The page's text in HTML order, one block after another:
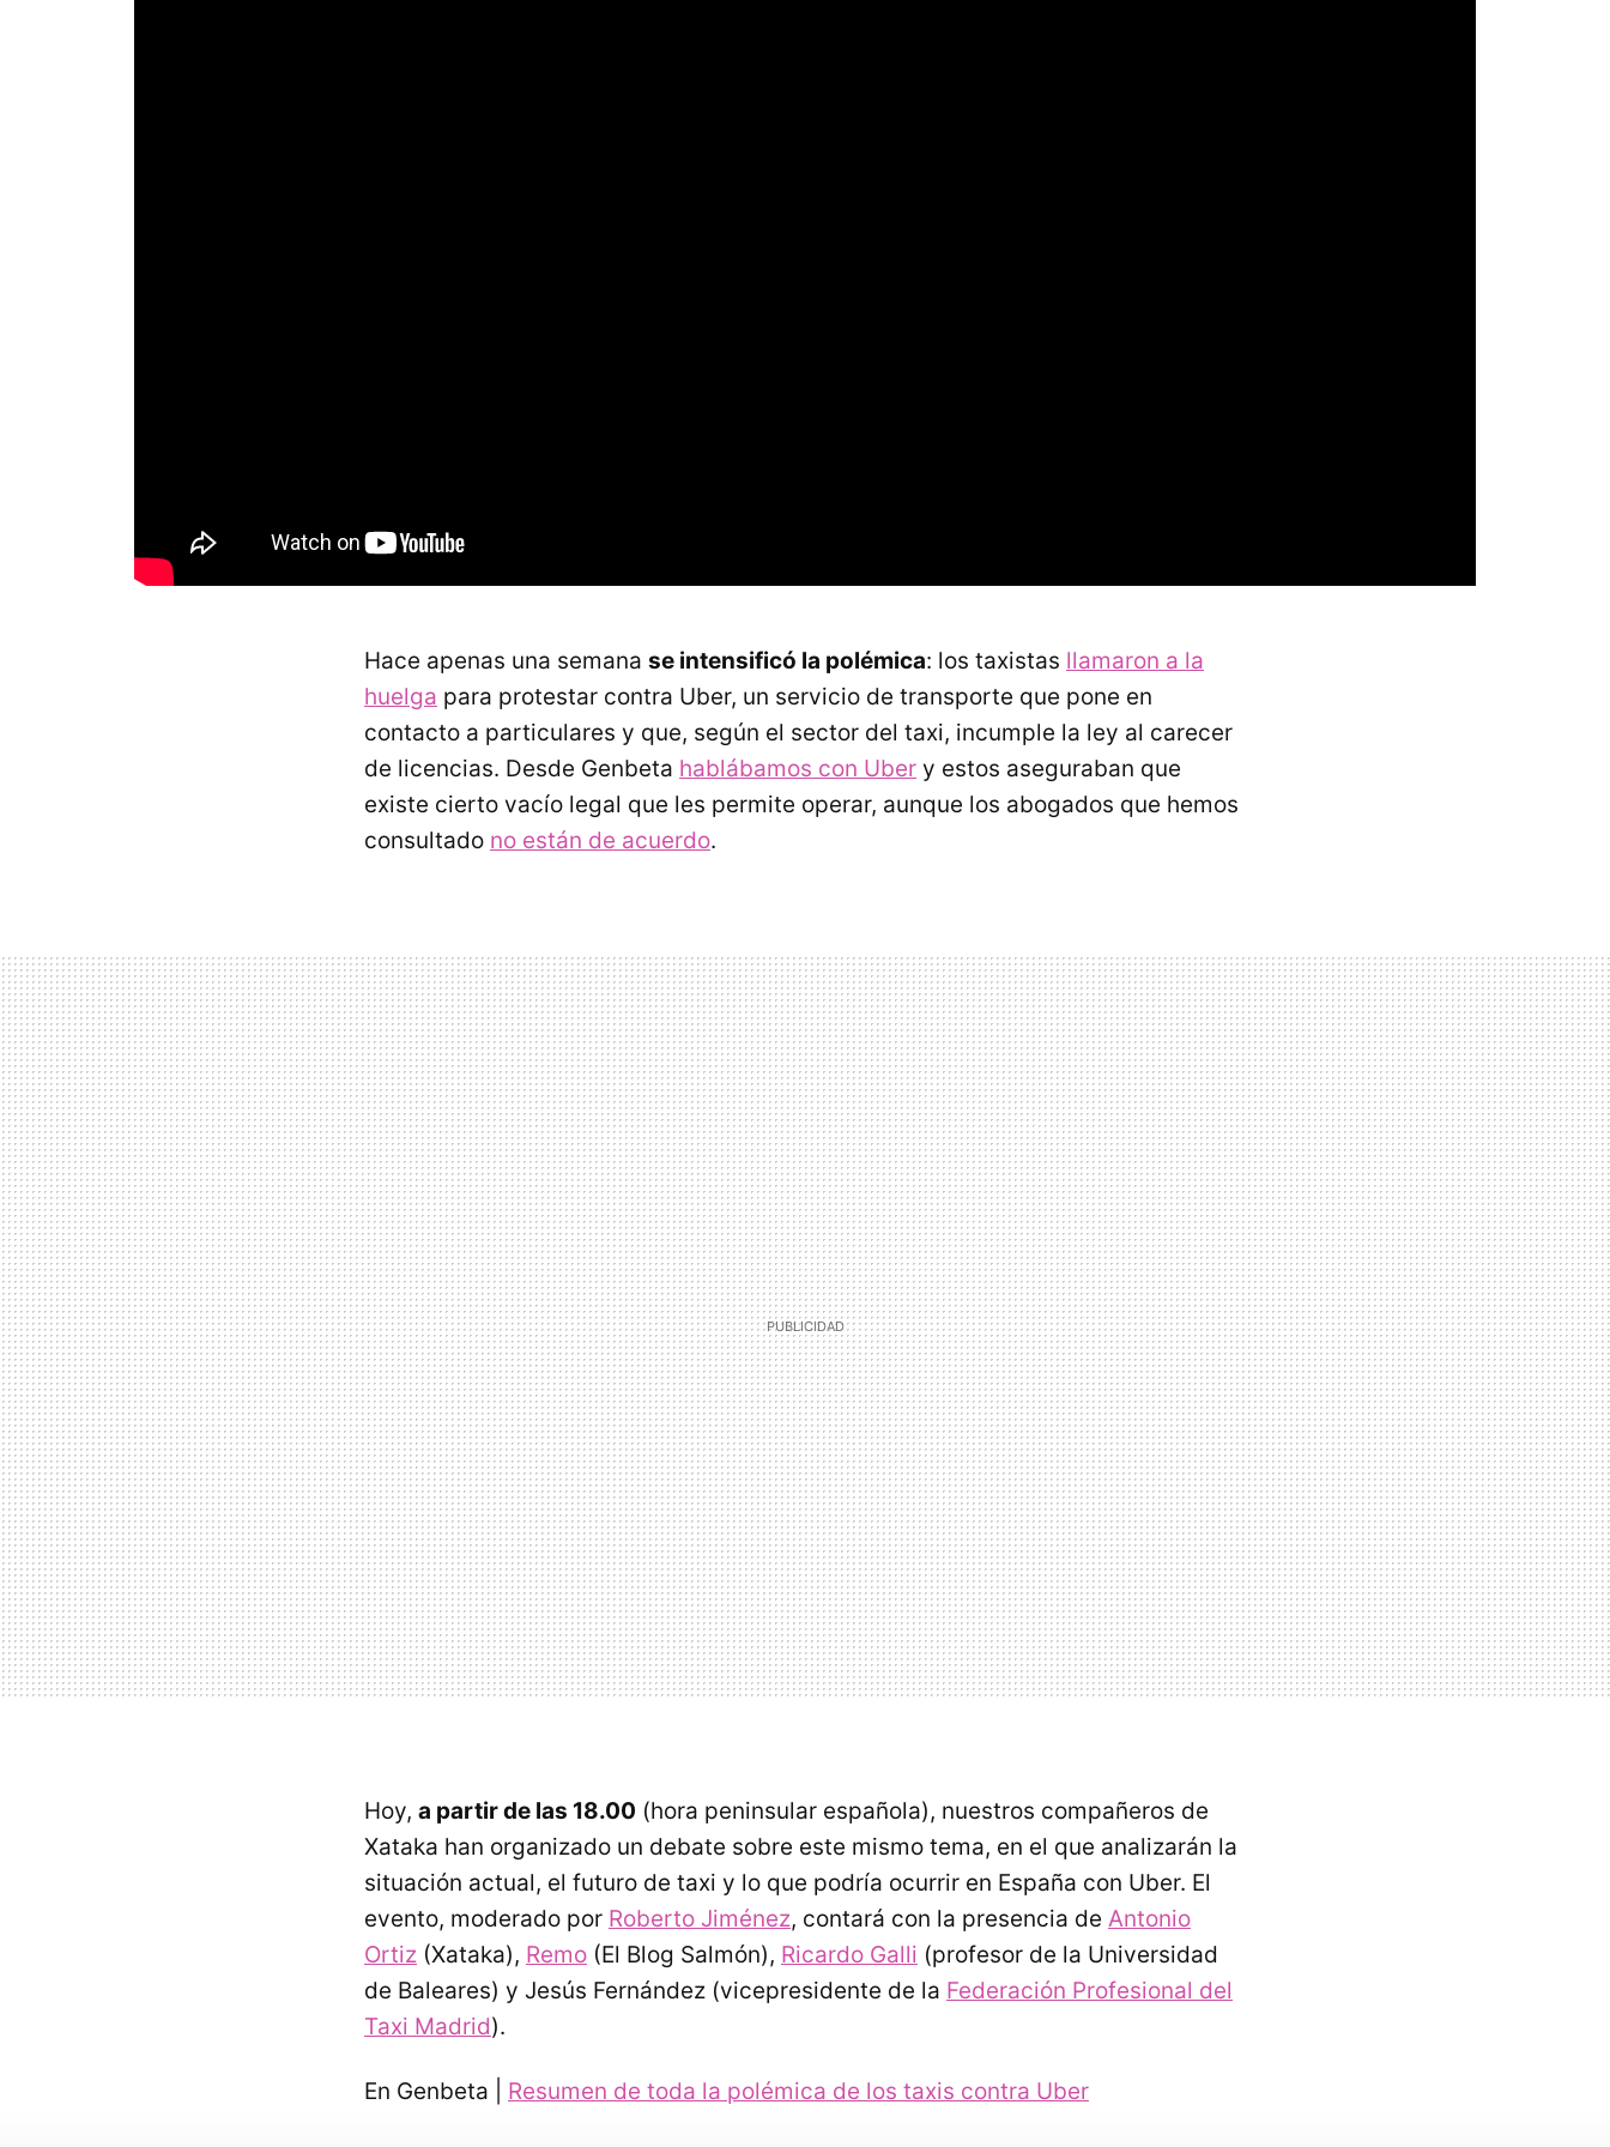
Hace apenas una semana se intensificó la polémica: los taxistas llamaron a la
huelga para protestar contra Uber, un servicio de transporte que pone en
contacto a particulares y que, según el sector del taxi, incumple la ley al carecer
de licencias. Desde Genbeta hablábamos con Uber y estos aseguraban que
existe cierto vacío legal que les permite operar, aunque los abogados que hemos
consultado no están de acuerdo.
Hoy, a partir de las 18.00 (hora peninsular española), nuestros compañeros de
Xataka han organizado un debate sobre este mismo tema, en el que analizarán la
situación actual, el futuro de taxi y lo que podría ocurrir en España con Uber. El
evento, moderado por Roberto Jiménez, contará con la presencia de Antonio
Ortiz (Xataka), Remo (El Blog Salmón), Ricardo Galli (profesor de la Universidad
de Baleares) y Jesús Fernández (vicepresidente de la Federación Profesional del
Taxi Madrid).
En Genbeta | Resumen de toda la polémica de los taxis contra Uber